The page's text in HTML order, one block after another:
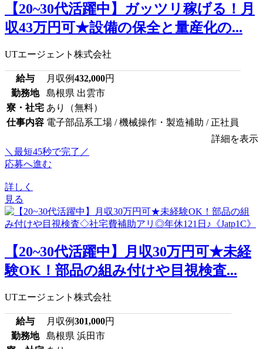
【20~30代活躍中】ガッツリ稼げる！月
収43万円可★設備の保全と量産化の...
UTエージェント株式会社
給与 月収例432,000円
勤務地
島根県 出雲市
寮・社宅 あり（無料）
仕事内容 電子部品系工場 / 機械操作・製造補助 / 正社員
詳細を表示
＼最短45秒で完了／
応募へ進む
詳しく
見る
【20~30代活躍中】月収30万円可★未経
験OK！部品の組み付けや目視検査...
UTエージェント株式会社
給与 月収例301,000円
勤務地
島根県 浜田市